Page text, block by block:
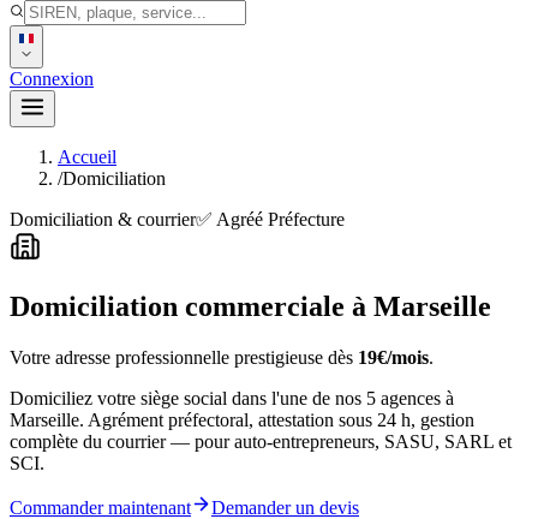
Connexion
Accueil
/Domiciliation
Domiciliation & courrier✅ Agréé Préfecture
Domiciliation commerciale à Marseille
Votre adresse professionnelle prestigieuse dès 19€/mois.
Domiciliez votre siège social dans l'une de nos 5 agences à
Marseille. Agrément préfectoral, attestation sous 24 h, gestion
complète du courrier — pour auto-entrepreneurs, SASU, SARL et
SCI.
Commander maintenant
Demander un devis